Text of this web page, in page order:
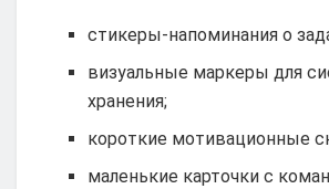
стикеры-напоминания о
визуальные маркеры для
хранения;
короткие мотивационные
маленькие карточки с